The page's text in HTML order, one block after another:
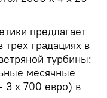
предлагает
градациях в
турбины:
месячные
3 х 700 евро) в